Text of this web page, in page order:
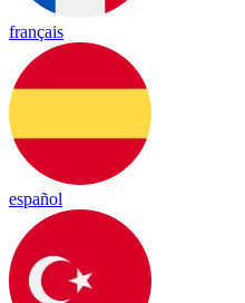
français
español